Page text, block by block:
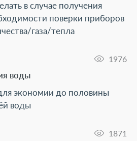
в случае получения
поверки приборов
газа/тепла
1976
воды
экономии до половины
воды
1871